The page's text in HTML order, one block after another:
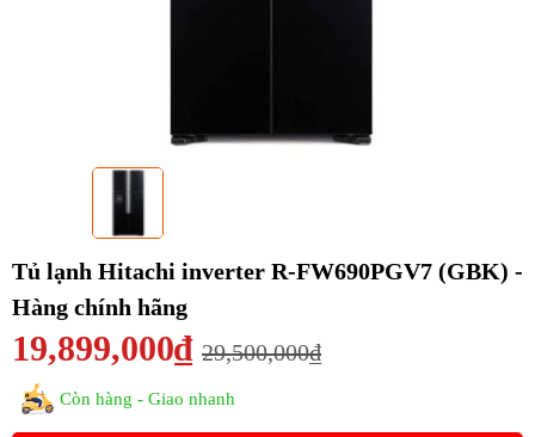
Tủ lạnh Hitachi inverter R-FW690PGV7 (GBK) -
Hàng chính hãng
19,899,000₫ 29,500,000₫
Còn hàng - Giao nhanh